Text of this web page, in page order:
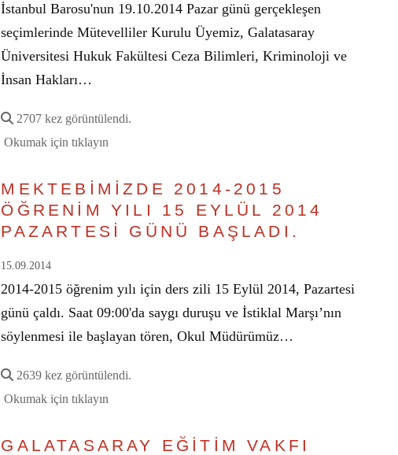
İstanbul Barosu'nun 19.10.2014 Pazar günü gerçekleşen
seçimlerinde Mütevelliler Kurulu Üyemiz, Galatasaray
Üniversitesi Hukuk Fakültesi Ceza Bilimleri, Kriminoloji ve
İnsan Hakları…
2707 kez görüntülendi.
Okumak için tıklayın
MEKTEBİMİZDE 2014-2015
ÖĞRENİM YILI 15 EYLÜL 2014
PAZARTESİ GÜNÜ BAŞLADI.
15.09.2014
2014-2015 öğrenim yılı için ders zili 15 Eylül 2014, Pazartesi
günü çaldı. Saat 09:00'da saygı duruşu ve İstiklal Marşı’nın
söylenmesi ile başlayan tören, Okul Müdürümüz…
2639 kez görüntülendi.
Okumak için tıklayın
GALATASARAY EĞİTİM VAKFI